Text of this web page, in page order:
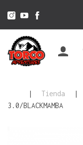
| Tienda |
3.0/BLACKMAMBA